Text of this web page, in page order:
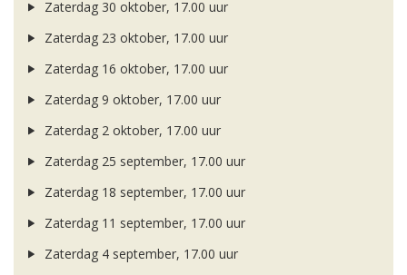
Zaterdag 30 oktober, 17.00 uur
Zaterdag 23 oktober, 17.00 uur
Zaterdag 16 oktober, 17.00 uur
Zaterdag 9 oktober, 17.00 uur
Zaterdag 2 oktober, 17.00 uur
Zaterdag 25 september, 17.00 uur
Zaterdag 18 september, 17.00 uur
Zaterdag 11 september, 17.00 uur
Zaterdag 4 september, 17.00 uur